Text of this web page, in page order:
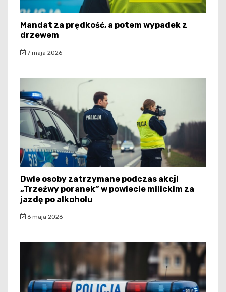
Mandat za prędkość, a potem wypadek z
drzewem
7 maja 2026
Dwie osoby zatrzymane podczas akcji
„Trzeźwy poranek” w powiecie milickim za
jazdę po alkoholu
6 maja 2026